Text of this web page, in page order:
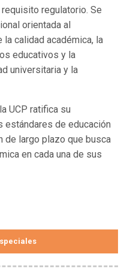
regulatorio. Se
orientada al
calidad académica, la
educativos y la
universitaria y la
UCP ratifica su
de educación
de largo plazo que busca
en cada una de sus